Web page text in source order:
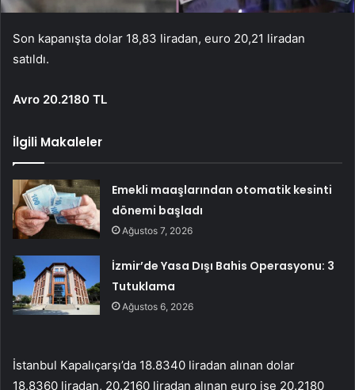
Son kapanışta dolar 18,83 liradan, euro 20,21 liradan
satıldı.
Avro 20.2180 TL
İlgili Makaleler
Emekli maaşlarından otomatik kesinti
dönemi başladı
Ağustos 7, 2026
İzmir’de Yasa Dışı Bahis Operasyonu: 3
Tutuklama
Ağustos 6, 2026
İstanbul Kapalıçarşı’da 18.8340 liradan alınan dolar
18.8360 liradan, 20.2160 liradan alınan euro ise 20.2180